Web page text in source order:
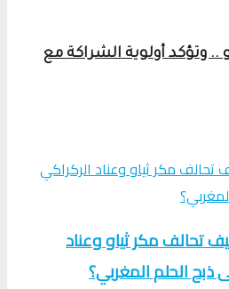
وتؤكد أولوية الشراكة مع
تحالف مكر ثياو وعناد
ذبح الحلم المغربي؟